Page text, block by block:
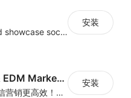
Seamlessly collect and showcase social & photo reviews to boost organic traffic
安装
MambaSMS SMS & EDM Marketing
MambaSMS让邮件/短信营销更高效！MambaSMS可以帮助商家通过邮件和短信即时联系客户。并通过自动化流程，提高弃单挽回效率。
安装